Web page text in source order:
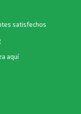
satisfechos
aquí